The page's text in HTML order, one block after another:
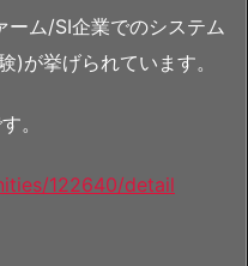
ーム/SI企業でのシステム
)が挙げられています。
。
122640/detail